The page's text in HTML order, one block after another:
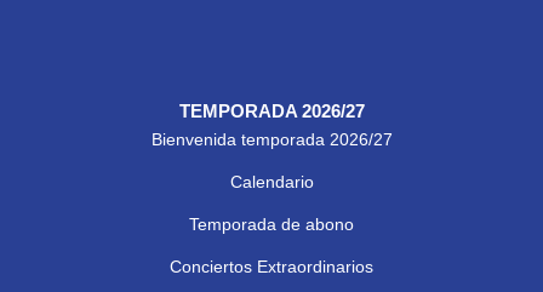
TEMPORADA 2026/27
Bienvenida temporada 2026/27
Calendario
Temporada de abono
Conciertos Extraordinarios